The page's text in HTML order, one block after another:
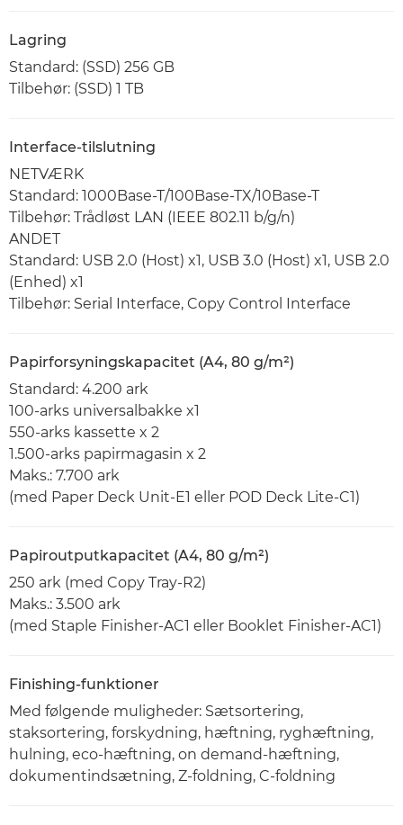
Lagring
Standard: (SSD) 256 GB
Tilbehør: (SSD) 1 TB
Interface-tilslutning
NETVÆRK
Standard: 1000Base-T/100Base-TX/10Base-T
Tilbehør: Trådløst LAN (IEEE 802.11 b/g/n)
ANDET
Standard: USB 2.0 (Host) x1, USB 3.0 (Host) x1, USB 2.0
(Enhed) x1
Tilbehør: Serial Interface, Copy Control Interface
Papirforsyningskapacitet (A4, 80 g/m²)
Standard: 4.200 ark
100-arks universalbakke x1
550-arks kassette x 2
1.500-arks papirmagasin x 2
Maks.: 7.700 ark
(med Paper Deck Unit-E1 eller POD Deck Lite-C1)
Papiroutputkapacitet (A4, 80 g/m²)
250 ark (med Copy Tray-R2)
Maks.: 3.500 ark
(med Staple Finisher-AC1 eller Booklet Finisher-AC1)
Finishing-funktioner
Med følgende muligheder: Sætsortering,
staksortering, forskydning, hæftning, ryghæftning,
hulning, eco-hæftning, on demand-hæftning,
dokumentindsætning, Z-foldning, C-foldning